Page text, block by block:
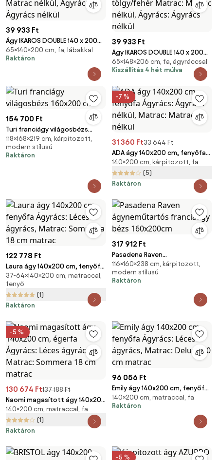
39 933 Ft
Ágy IKAROS DOUBLE 140 x 200
cm, fehér Matrac: Matrac
nélkül, Ágyrács: Ágyrács nélkül
65×140×200 cm, fa, lábakkal
Raktáron
39 933 Ft
Ágy IKAROS DOUBLE 140 x 200
cm, artisan tölgy/fehér Matrac:
Matrac nélkül, Ágyrács: Ágyrács
65×148×206 cm, fa, ágyráccsal
Kiszállítás 4 hét múlva
154 700 Ft
Turi franciágy világosbézs
160x200 cm
118×168×219 cm, kárpitozott,
modern stílusú
Raktáron
-7 %
31 360 Ft33 644 Ft
ADA ágy 140x200 cm, fenyőfa
Ágyrács: Ágyrács nélkül,
Matrac: Matrac nélkül
140×200 cm, kárpitozott, fa
(5)
Raktáron
122 778 Ft
Laura ágy 140x200 cm, fenyőfa
Ágyrács: Léces ágyrács,
Matrac: Sommera 18 cm matrac
37-64×140×200 cm, matraccal,
fenyő
(1)
Raktáron
317 912 Ft
Pasadena Raven
ágyneműtartós franciaágy
bézs 160x200cm
116×160×238 cm, kárpitozott,
modern stílusú
Raktáron
-5 %
130 674 Ft137 188 Ft
Naomi magasított ágy 140x200
cm, égerfa Ágyrács: Léces
ágyrács, Matrac: Sommera 18
cm matrac
140×200 cm, matraccal, fa
(1)
Raktáron
96 056 Ft
Emily ágy 140x200 cm, fenyőfa
Ágyrács: Léces ágyrács,
Matrac: Deluxe 10 cm matrac
140×200 cm, matraccal, fa
Raktáron
-5 %